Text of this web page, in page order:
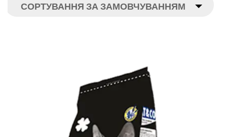
СОРТУВАННЯ ЗА ЗАМОВЧУВАННЯМ